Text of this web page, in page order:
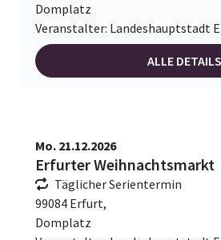
Domplatz
Veranstalter: Landeshauptstadt
ALLE DETAILS
Mo. 21.12.2026
Erfurter Weihnachtsmarkt
Täglicher Serientermin
99084 Erfurt,
Domplatz